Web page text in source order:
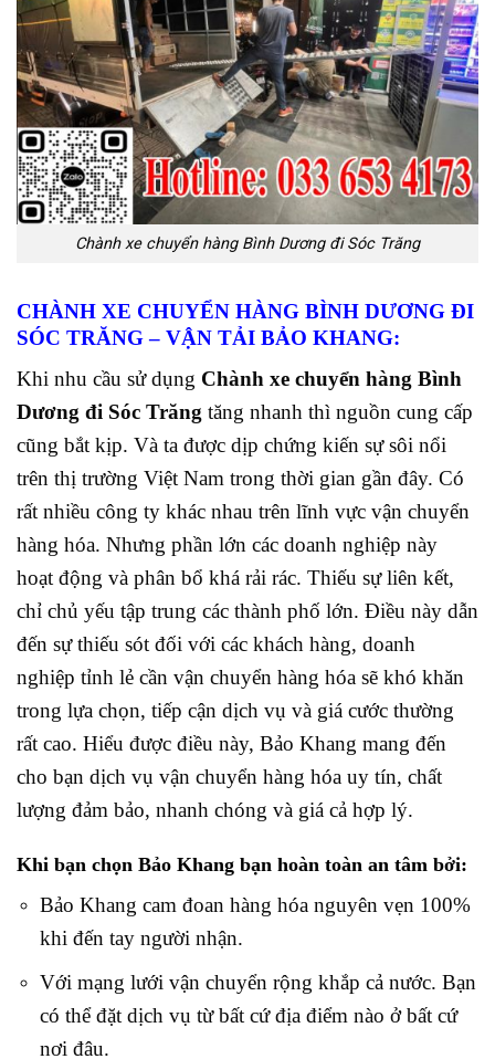
Chành xe chuyển hàng Bình Dương đi Sóc Trăng
CHÀNH XE CHUYỂN HÀNG BÌNH DƯƠNG ĐI
SÓC TRĂNG– VẬN TẢI BẢO KHANG:
Khi nhu cầu sử dụng Chành xe chuyển hàng Bình
Dương đi Sóc Trăng tăng nhanh thì nguồn cung cấp
cũng bắt kịp. Và ta được dịp chứng kiến sự sôi nổi
trên thị trường Việt Nam trong thời gian gần đây. Có
rất nhiều công ty khác nhau trên lĩnh vực vận chuyển
hàng hóa. Nhưng phần lớn các doanh nghiệp này
hoạt động và phân bổ khá rải rác. Thiếu sự liên kết,
chỉ chủ yếu tập trung các thành phố lớn. Điều này dẫn
đến sự thiếu sót đối với các khách hàng, doanh
nghiệp tỉnh lẻ cần vận chuyển hàng hóa sẽ khó khăn
trong lựa chọn, tiếp cận dịch vụ và giá cước thường
rất cao. Hiểu được điều này, Bảo Khang mang đến
cho bạn dịch vụ vận chuyển hàng hóa uy tín, chất
lượng đảm bảo, nhanh chóng và giá cả hợp lý.
Khi bạn chọn Bảo Khang bạn hoàn toàn an tâm bởi:
Bảo Khang cam đoan hàng hóa nguyên vẹn 100%
khi đến tay người nhận.
Với mạng lưới vận chuyển rộng khắp cả nước. Bạn
có thể đặt dịch vụ từ bất cứ địa điểm nào ở bất cứ
nơi đâu.